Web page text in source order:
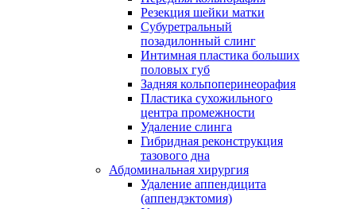
Резекция шейки матки
Субуретральный
позадилонный слинг
Интимная пластика больших
половых губ
Задняя кольпоперинеорафия
Пластика сухожильного
центра промежности
Удаление слинга
Гибридная реконструкция
тазового дна
Абдоминальная хирургия
Удаление аппендицита
(аппендэктомия)